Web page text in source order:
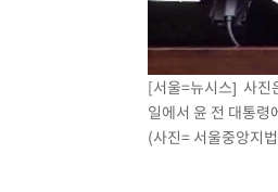
극한폭염 한풀 꺾이지만…'
축구협회 "압수수색·성
[속보]'압수수색·성접대
'최고 37도' 폭염 지속…강
[속보]뉴욕증시 상승 마
[서울=뉴시스] 사진
일에서 윤 전 대통
(사진= 서울중앙지